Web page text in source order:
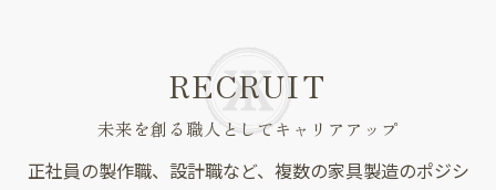
未来を創る職人としてキャリアアップ
RECRUIT
正社員の製作職、設計職など、複数の家具製造のポジシ